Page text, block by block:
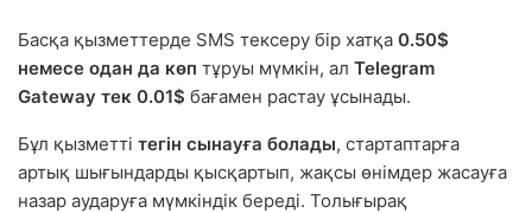
Басқа қызметтерде SMS тексеру бір хатқа 0.50$
немесе одан да көп тұруы мүмкін, ал Telegram
Gateway тек 0.01$ бағамен растау ұсынады.
Бұл қызметті тегін сынауға болады, стартаптарға
артық шығындарды қысқартып, жақсы өнімдер жасауға
назар аударуға мүмкіндік береді. Толығырақ